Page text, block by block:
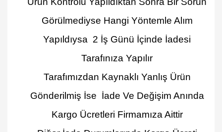
Görülmediyse Hangi Yöntemle Alım
Yapıldıysa 2 İş Günü İçinde İadesi
Tarafınıza Yapılır
Tarafımızdan Kaynaklı Yanlış Ürün
Gönderilmiş İse İade Ve Değişim Anında
Kargo Ücretleri Firmamıza Aittir